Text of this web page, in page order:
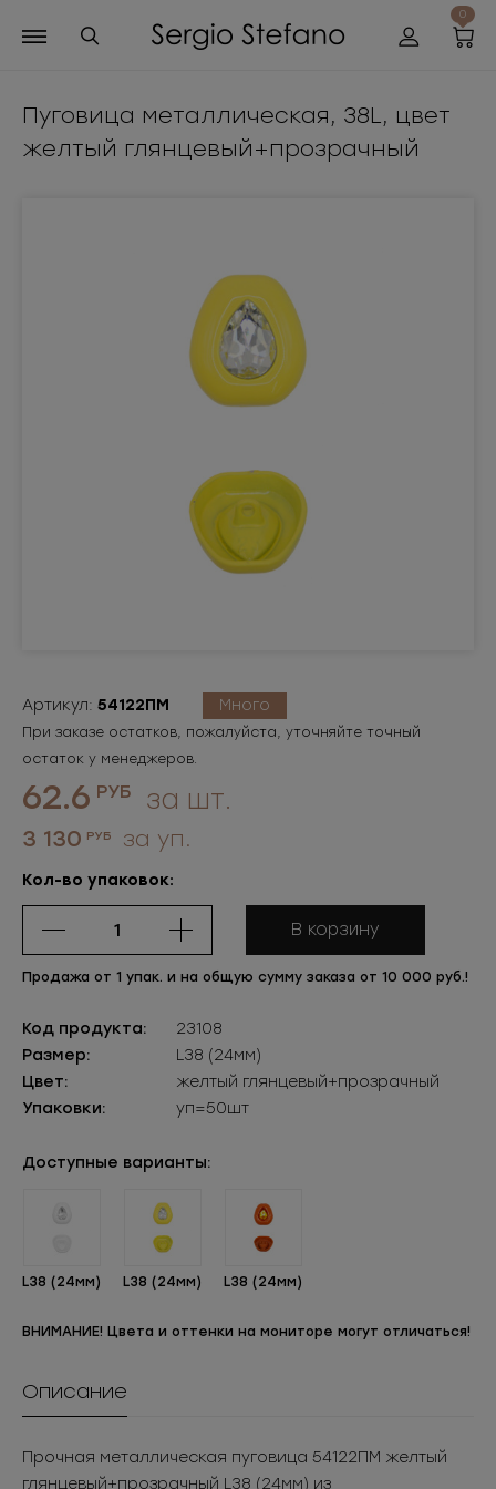
0
Пуговица металлическая, 38L, цвет
желтый глянцевый+прозрачный
Артикул: 54122ПМ Много
При заказе остатков, пожалуйста, уточняйте точный
остаток у менеджеров.
62.6 РУБ за шт.
3 130 РУБ за уп.
Кол-во упаковок:
В корзину
Продажа от 1 упак. и на общую сумму заказа от 10 000 руб.!
Код продукта:
23108
Размер:
L38 (24мм)
Цвет:
желтый глянцевый+прозрачный
Упаковки:
уп=50шт
Доступные варианты:
L38 (24мм) L38 (24мм) L38 (24мм)
ВНИМАНИЕ! Цвета и оттенки на мониторе могут отличаться!
Описание
Прочная металлическая пуговица 54122ПМ желтый
глянцевый+прозрачный L38 (24мм) из